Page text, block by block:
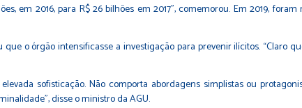
em 2016, para R$ 26 bilhões em 2017”, comemorou. Em 2019,
o órgão intensificasse a investigação para prevenir ilícitos. “Claro
sofisticação. Não comporta abordagens simplistas ou
disse o ministro da AGU.